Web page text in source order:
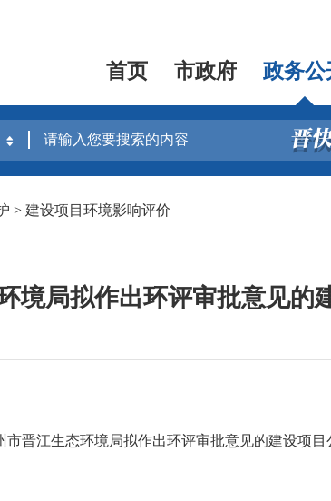
首页 市政府 政务公
> 建设项目环境影响评价
境局拟作出环评审批意见的
市晋江生态环境局拟作出环评审批意见的建设项 目